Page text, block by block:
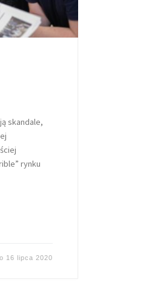
skandale,
rynku
16 lipca 2020